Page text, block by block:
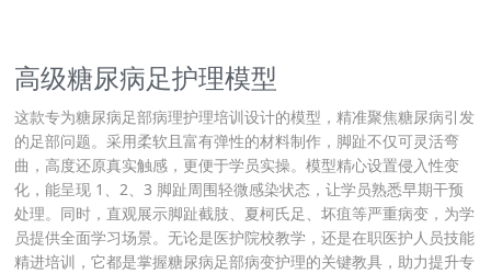
高级糖尿病足护理模型
这款专为糖尿病足部病理护理培训设计的模型，精准聚焦糖尿病引发
的足部问题。采用柔软且富有弹性的材料制作，脚趾不仅可灵活弯
曲，高度还原真实触感，更便于学员实操。模型精心设置侵入性变
化，能呈现 1、2、3 脚趾周围轻微感染状态，让学员熟悉早期干预
处理。同时，直观展示脚趾截肢、夏柯氏足、坏疽等严重病变，为学
员提供全面学习场景。无论是医护院校教学，还是在职医护人员技能
精进培训，它都是掌握糖尿病足部病变护理的关键教具，助力提升专